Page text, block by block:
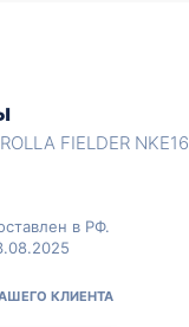
FIELDER
в РФ.
КЛИЕНТА